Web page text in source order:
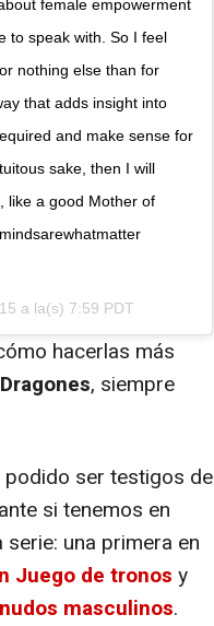
female empowerment
to speak with. So I feel
nothing else than for
that adds insight into
and make sense for
sake, then I will
like a good Mother of
a la(s) 7:59 PDT
hacerlas más
, siempre
ser testigos de
si tenemos en
una primera en
Juego de tronos y
masculinos.